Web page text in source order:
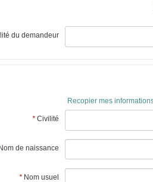
du demandeur
Recopier mes
* Civilité
Nom de naissance
* Nom usuel